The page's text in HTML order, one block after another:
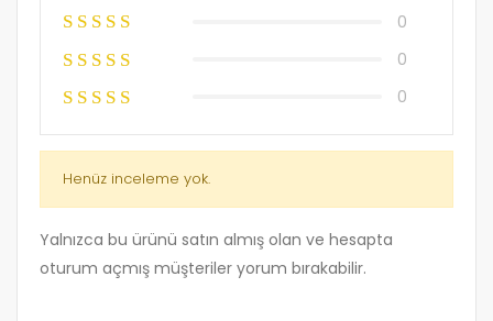
0
0
0
Henüz inceleme yok.
Yalnızca bu ürünü satın almış olan ve hesapta
oturum açmış müşteriler yorum bırakabilir.